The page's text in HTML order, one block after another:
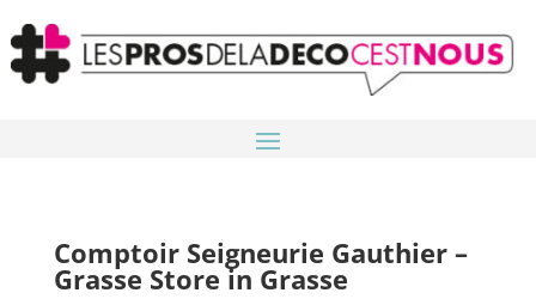
Comptoir Seigneurie Gauthier –
Grasse Store in Grasse